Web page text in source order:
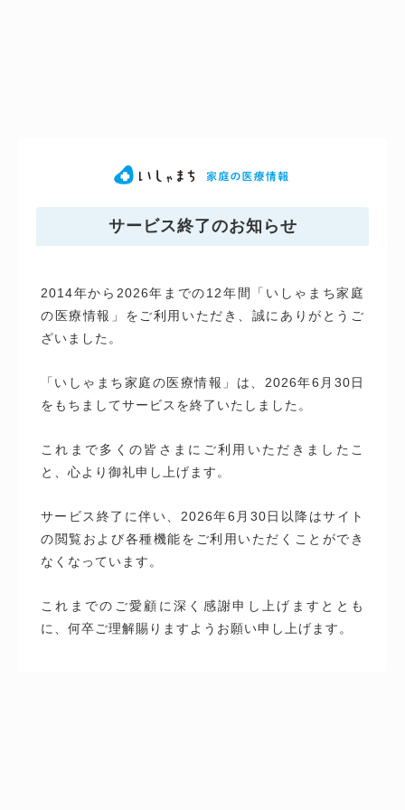
サービス終了のお知らせ
2014年から2026年までの12年間「いしゃまち家庭
の医療情報」をご利用いただき、誠にありがとうご
ざいました。
「いしゃまち家庭の医療情報」は、2026年6月30日
をもちましてサービスを終了いたしました。
これまで多くの皆さまにご利用いただきましたこ
と、心より御礼申し上げます。
サービス終了に伴い、2026年6月30日以降はサイト
の閲覧および各種機能をご利用いただくことができ
なくなっています。
これまでのご愛顧に深く感謝申し上げますととも
に、何卒ご理解賜りますようお願い申し上げます。